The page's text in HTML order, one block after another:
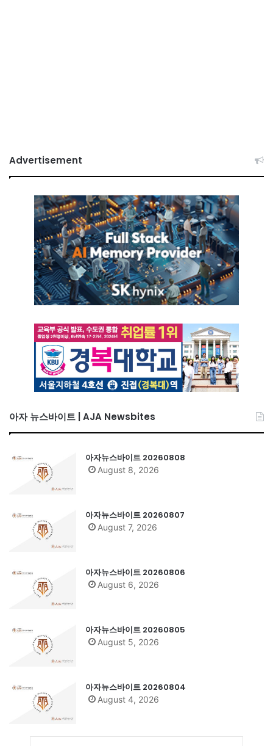
Advertisement
아자 뉴스바이트 | AJA Newsbites
아자뉴스바이트 20260808
August 8, 2026
아자뉴스바이트 20260807
August 7, 2026
아자뉴스바이트 20260806
August 6, 2026
아자뉴스바이트 20260805
August 5, 2026
아자뉴스바이트 20260804
August 4, 2026